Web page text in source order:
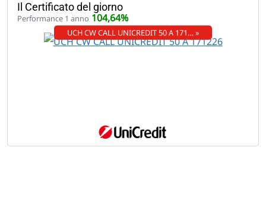
Il Certificato del giorno
Performance 1 anno 104,64%
UCH CW CALL UNICREDIT 50 A 171… »